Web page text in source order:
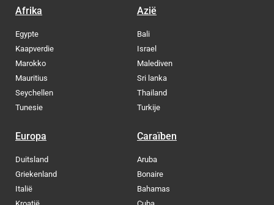
Afrika
Egypte
Kaapverdie
Marokko
Mauritius
Seychellen
Tunesie
Azië
Bali
Israel
Malediven
Sri lanka
Thailand
Turkije
Europa
Duitsland
Griekenland
Italië
Caraïben
Aruba
Bonaire
Bahamas